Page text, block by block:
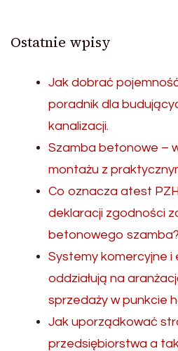
Ostatnie wpisy
Jak dobrać
poradnik dla
kanalizacji.
Szamba betonowe –
montażu z
Co oznacza atest
deklaracji zgodności
betonowego szamba?
Systemy komercyjne
oddziałują na
sprzedaży w punkcie
Jak uporządkować
przedsiębiorstwa a